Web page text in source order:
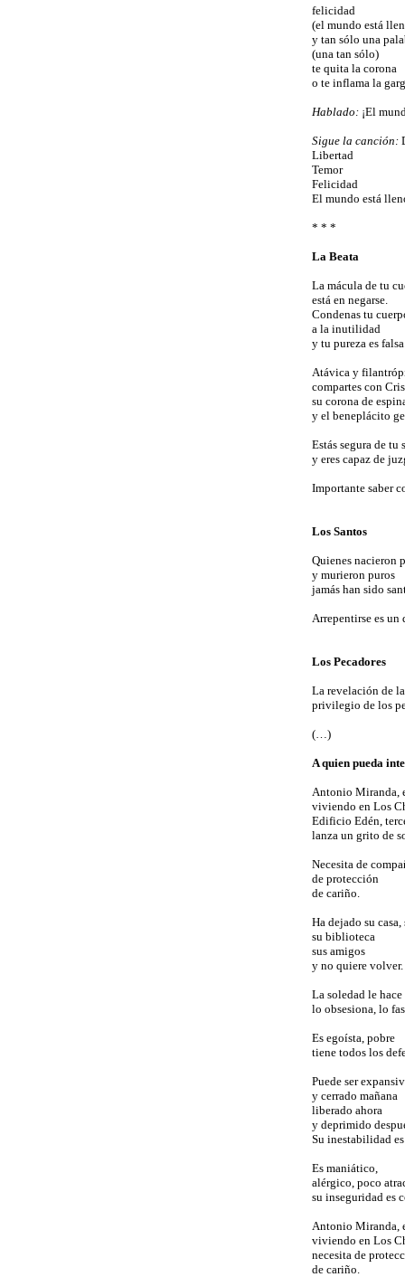
felicidad
(el mundo está
y tan sólo una
(una tan sólo)
te quita la corona
o te inflama la
Hablado: ¡El
Sigue la canción:
Libertad
Temor
Felicidad
El mundo está
* * *
La Beata
La mácula de tu
está en negarse.
Condenas tu
a la inutilidad
y tu pureza es
Atávica y
compartes con
su corona de
y el beneplácito
Estás segura de tu
y eres capaz de
Importante saber
Los Santos
Quienes nacieron
y murieron puros
jamás han sido
Arrepentirse es un
Los Pecadores
La revelación de
privilegio de los
(…)
A quien pueda
Antonio Miranda,
viviendo en Los
Edificio Edén,
lanza un grito de
Necesita de
de protección
de cariño.
Ha dejado su
su biblioteca
sus amigos
y no quiere volver.
La soledad le hace
lo obsesiona, lo
Es egoísta, pobre
tiene todos los
Puede ser
y cerrado mañana
liberado ahora
y deprimido
Su inestabilidad
Es maniático,
alérgico, poco
su inseguridad es
Antonio Miranda,
viviendo en Los
necesita de
de cariño.